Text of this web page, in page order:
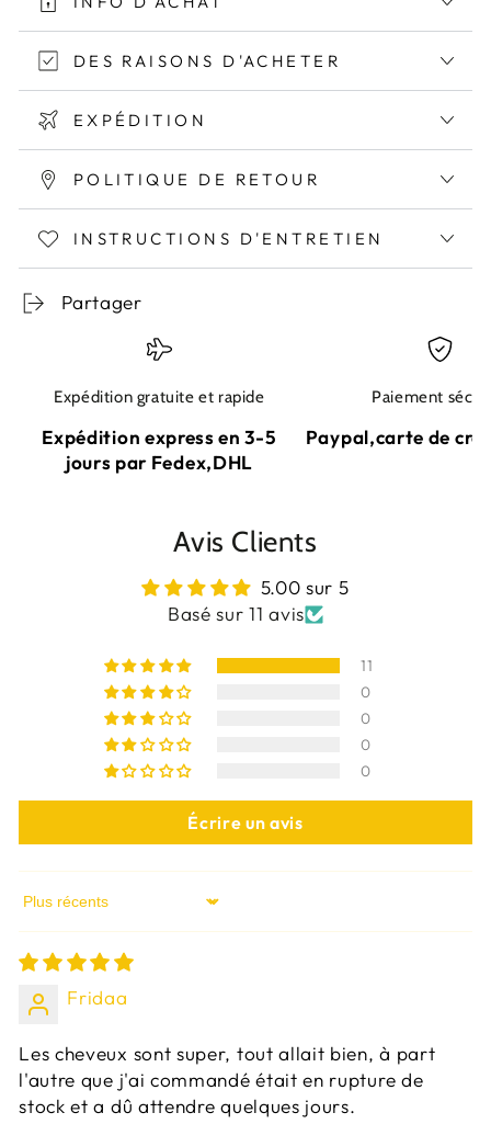
DES RAISONS D'ACHETER
EXPÉDITION
POLITIQUE DE RETOUR
INSTRUCTIONS D'ENTRETIEN
Partager
Expédition gratuite et rapide
Expédition express en 3-5
jours par Fedex,DHL
Paiement
Paypal,carte de
Avis Clients
5.00 sur 5
Basé sur 11 avis
11
0
0
0
0
Écrire un avis
Sort by
Fridaa
Les cheveux sont super, tout allait bien, à part
l'autre que j'ai commandé était en rupture de
stock et a dû attendre quelques jours.